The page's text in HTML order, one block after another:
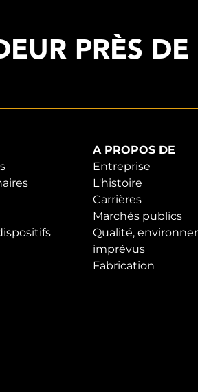
PRÈS
A PROPOS DE
Entreprise
L'histoire
Carrières
Marchés publics
Qualité,
imprévus
Fabrication